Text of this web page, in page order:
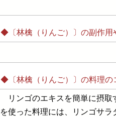
◆〔林檎（りんご）〕の副作用
◆〔林檎（りんご）〕の料理の
リンゴのエキスを簡単に摂取
を使った料理には、リンゴサ